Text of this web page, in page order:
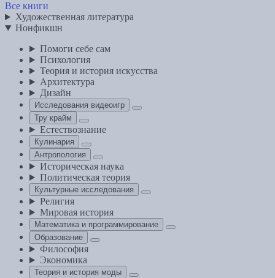
Все книги
Художественная литература
Нонфикшн
Помоги себе сам
Психология
Теория и история искусства
Архитектура
Дизайн
Исследования видеоигр
Тру крайм
Естествознание
Кулинария
Антропология
Историческая наука
Политическая теория
Культурные исследования
Религия
Мировая история
Математика и программирование
Образование
Философия
Экономика
Теория и история моды